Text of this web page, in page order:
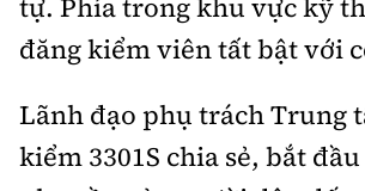
Cấm sao chép dưới mọi hình thức nếu
chấp thuận bằng văn bản.
tự. Phía trong khu vực kỹ
đăng kiểm viên tất bật với
Lãnh đạo phụ trách Trung
kiểm 3301S chia sẻ, bắt